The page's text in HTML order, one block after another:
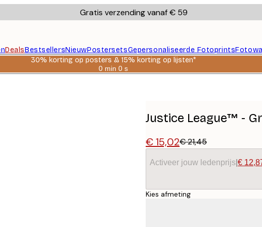
Gratis verzending vanaf € 59
DealsBestsellersNieuwPostersetsGepersonaliseerde Fotoprints
30% korting op posters & 15% korting op lijsten*
0 min 0 s
Geldig
Justice League™ -
€ 15,02€ 21,45
Activeer jouw ledenprijs €
Kies afmeting